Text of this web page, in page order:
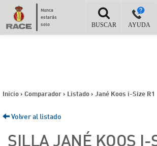
Nunca
estarás
solo
BUSCAR AYUDA
Inicio > Comparador > Listado > Jané Koos i-Size R1
Volver al listado
SILLA JANÉ KOOS I-